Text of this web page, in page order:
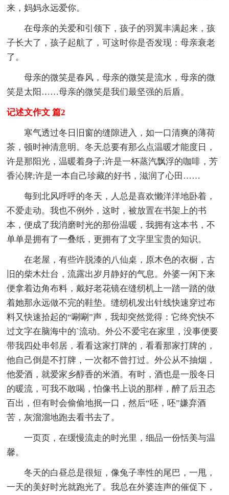
来，妈妈永远爱你。
在母亲的关爱和引领下，孩子的羽翼丰满起来，孩
子长大了，孩子起航了，可这时你是否发现：母亲衰老
了。
母亲的微笑是春风，母亲的微笑是流水，母亲的微
笑是太阳……母亲的微笑是我们最坚强的后盾。
记述文作文 篇2
寒气透过冬日旧窗的缝隙进入，如一口清爽的薄荷
茶，顿时神清意明。冬天总要有那么点温暖才能度日，
许是那阳光，温暖着身子;许是一杯蒸汽飘浮的咖啡，芳
香沁脾;许是一本自己珍藏的好书，滋润了心田……
每到北风呼呼的冬天，人总是喜欢懒洋洋地卧着，
不爱走动。我也不例外，这时，被放置在书架上的书
本，便成了我消磨时光的那份温暖，我拥有这本书，不
单单是拥有了一叠纸，更拥有了文字里宝贵的知识。
在老屋，有些许脱漆的八仙桌，原木色的衣橱，古
旧的柴木灶台，流露出岁月静好的气息。外婆一闲下来
便拿着边角布料，戴好老花镜在缝纫机上一踏一踏的做
着她那永远做不完的鞋垫。缝纫机发出针线快速穿过布
料又快速拾起的“唰唰”声，我却突然觉得：它终究快不
过文字在脑海中的`流动。外公不爱宅在家里，没事便要
带我四处串邻居，看看这家打牌的，看看那家打牌的，
他自己倒是不打牌，一次都不曾打过。外公从不抽烟，
他爱酒，就爱家乡醇香的米酒。有时，酒也是一股冬日
的暖流，可我不敢喝，怕像书上说的那样，醉了后丑态
百出，但有时会偷偷地抿一口，然后“呸，呸”嫌弃酒
苦，灰溜溜地跑去看书去了。
一页页，在缓慢流走的时光里，细品一份恬美与温
馨。
冬天的白昼总是很短，像兔子率性的尾巴，一甩，
一天的美好时光就跑光了。我总在外婆连声的催促下，